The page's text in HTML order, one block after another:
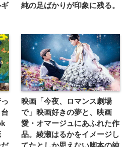
純の足ばかりが印象に残る。
映画「今夜、ロマンス劇場
で」映画好きの夢と、映画
愛・オマージュにあふれた作
品。綾瀬はるかをイメージし
てたとしか思えない脚本の純